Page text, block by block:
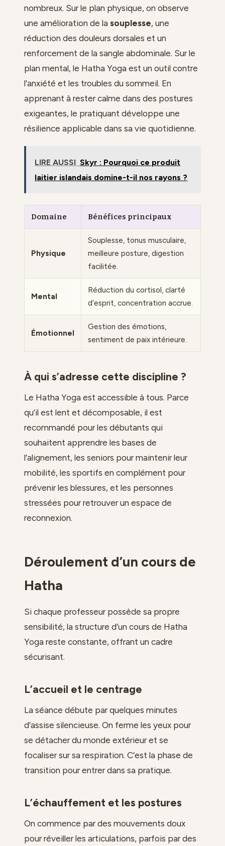
nombreux. Sur le plan physique, on observe
une amélioration de la souplesse, une
réduction des douleurs dorsales et un
renforcement de la sangle abdominale. Sur le
plan mental, le Hatha Yoga est un outil contre
l’anxiété et les troubles du sommeil. En
apprenant à rester calme dans des postures
exigeantes, le pratiquant développe une
résilience applicable dans sa vie quotidienne.
LIRE AUSSI Skyr : Pourquoi ce produit
laitier islandais domine-t-il nos rayons ?
Domaine Bénéfices principaux
Physique
Souplesse, tonus musculaire,
meilleure posture, digestion
facilitée.
Mental
Réduction du cortisol, clarté
d’esprit, concentration accrue.
Émotionnel
Gestion des émotions,
sentiment de paix intérieure.
À qui s’adresse cette discipline ?
Le Hatha Yoga est accessible à tous. Parce
qu’il est lent et décomposable, il est
recommandé pour les débutants qui
souhaitent apprendre les bases de
l’alignement, les seniors pour maintenir leur
mobilité, les sportifs en complément pour
prévenir les blessures, et les personnes
stressées pour retrouver un espace de
reconnexion.
Déroulement d’un cours de
Hatha
Si chaque professeur possède sa propre
sensibilité, la structure d’un cours de Hatha
Yoga reste constante, offrant un cadre
sécurisant.
L’accueil et le centrage
La séance débute par quelques minutes
d’assise silencieuse. On ferme les yeux pour
se détacher du monde extérieur et se
focaliser sur sa respiration. C’est la phase de
transition pour entrer dans sa pratique.
L’échauffement et les postures
On commence par des mouvements doux
pour réveiller les articulations, parfois par des